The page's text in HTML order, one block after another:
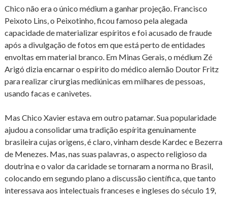
Chico não era o único médium a ganhar projeção. Francisco
Peixoto Lins, o Peixotinho, ficou famoso pela alegada
capacidade de materializar espíritos e foi acusado de fraude
após a divulgação de fotos em que está perto de entidades
envoltas em material branco. Em Minas Gerais, o médium Zé
Arigó dizia encarnar o espírito do médico alemão Doutor Fritz
para realizar cirurgias mediúnicas em milhares de pessoas,
usando facas e canivetes.
Mas Chico Xavier estava em outro patamar. Sua popularidade
ajudou a consolidar uma tradição espírita genuinamente
brasileira cujas origens, é claro, vinham desde Kardec e Bezerra
de Menezes. Mas, nas suas palavras, o aspecto religioso da
doutrina e o valor da caridade se tornaram a norma no Brasil,
colocando em segundo plano a discussão científica, que tanto
interessava aos intelectuais franceses e ingleses do século 19,